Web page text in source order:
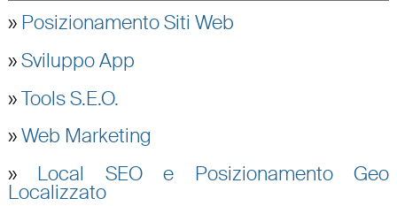
» Posizionamento Siti Web
»Sviluppo App
»Tools S.E.O.
»Web Marketing
» Local SEO e Posizionamento Geo
Localizzato